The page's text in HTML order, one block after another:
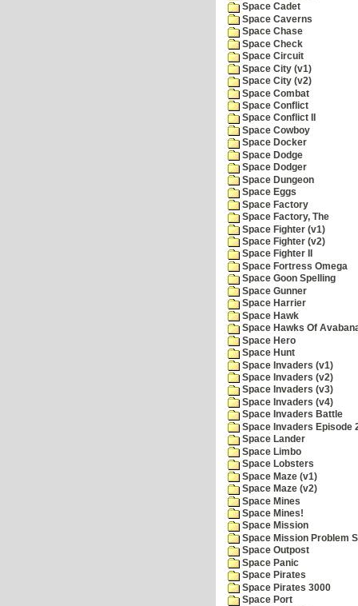
Space Cadet
Space Caverns
Space Chase
Space Check
Space Circuit
Space City (v1)
Space City (v2)
Space Combat
Space Conflict
Space Conflict II
Space Cowboy
Space Docker
Space Dodge
Space Dodger
Space Dungeon
Space Eggs
Space Factory
Space Factory, The
Space Fighter (v1)
Space Fighter (v2)
Space Fighter II
Space Fortress Omega
Space Goon Spelling
Space Gunner
Space Harrier
Space Hawk
Space Hawks Of
Space Hero
Space Hunt
Space Invaders (v1)
Space Invaders (v2)
Space Invaders (v3)
Space Invaders (v4)
Space Invaders Battle
Space Invaders Episode
Space Lander
Space Limbo
Space Lobsters
Space Maze (v1)
Space Maze (v2)
Space Mines
Space Mines!
Space Mission
Space Mission Problem
Space Outpost
Space Panic
Space Pirates
Space Pirates 3000
Space Port